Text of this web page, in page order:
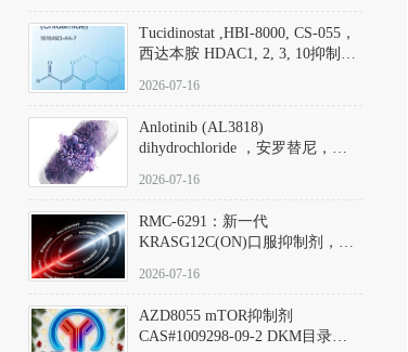
Tucidinostat ,HBI-8000, CS-055，
西达本胺 HDAC1, 2, 3, 10抑制剂
D808567) - DKM活性分子
2026-07-16
Anlotinib (AL3818)
dihydrochloride ，安罗替尼，
Hydrochloride实验方法步骤SOP
2026-07-16
RMC-6291：新一代
KRASG12C(ON)口服抑制剂，
(Elironrasib)CAS#2641998-63-0
2026-07-16
AZD8055 mTOR抑制剂
CAS#1009298-09-2 DKM目录号